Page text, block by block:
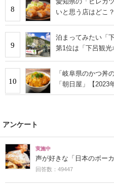
8
いと思う店はどこ
9
泊まってみたい「
第1位は「下呂観光
10
「岐阜県のかつ
「朝日屋」【2023
アンケート
実施中
声が好きな「日本のボー
回答数：49447